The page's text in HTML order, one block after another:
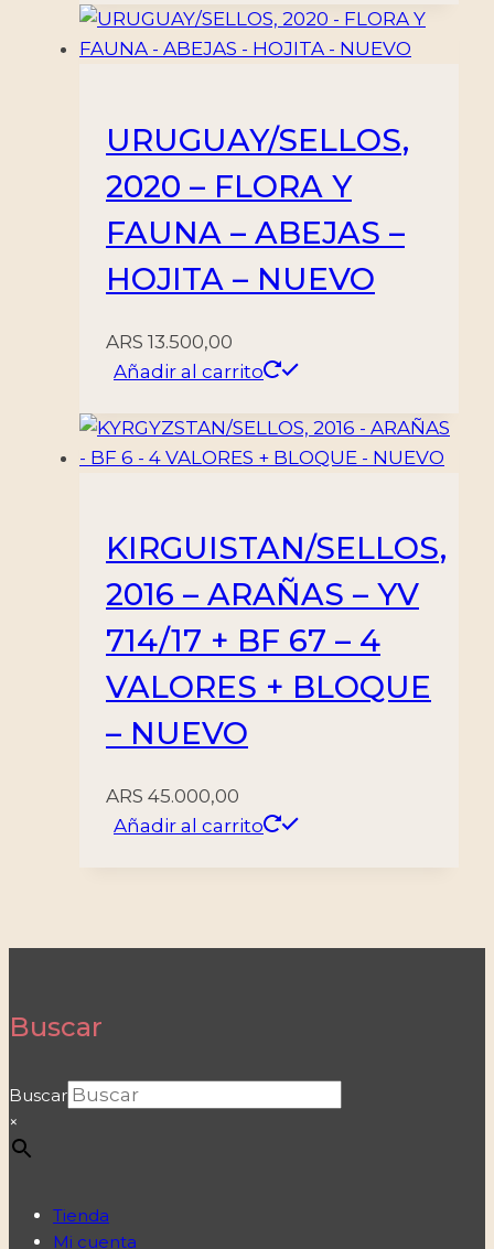
URUGUAY/SELLOS,
2020 – FLORA Y
FAUNA – ABEJAS –
HOJITA – NUEVO
ARS 13.500,00
Añadir al carrito
KIRGUISTAN/SELLOS,
2016 – ARAÑAS – YV
714/17 + BF 67 – 4
VALORES + BLOQUE
– NUEVO
ARS 45.000,00
Añadir al carrito
Buscar
Buscar
×
Tienda
Mi cuenta